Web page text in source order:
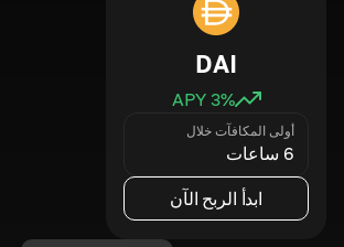
DAI
3% APY
أولى المكافآت خلال
6 ساعات
ابدأ الربح الآن